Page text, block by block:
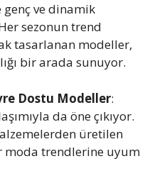
genç ve dinamik
sezonun trend
tasarlanan modeller,
bir arada sunuyor.
Dostu Modeller:
da öne çıkıyor.
üretilen
trendlerine uyum